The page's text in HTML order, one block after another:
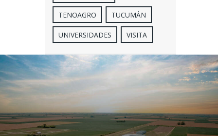
TENOAGRO TUCUMÁN
UNIVERSIDADES VISITA